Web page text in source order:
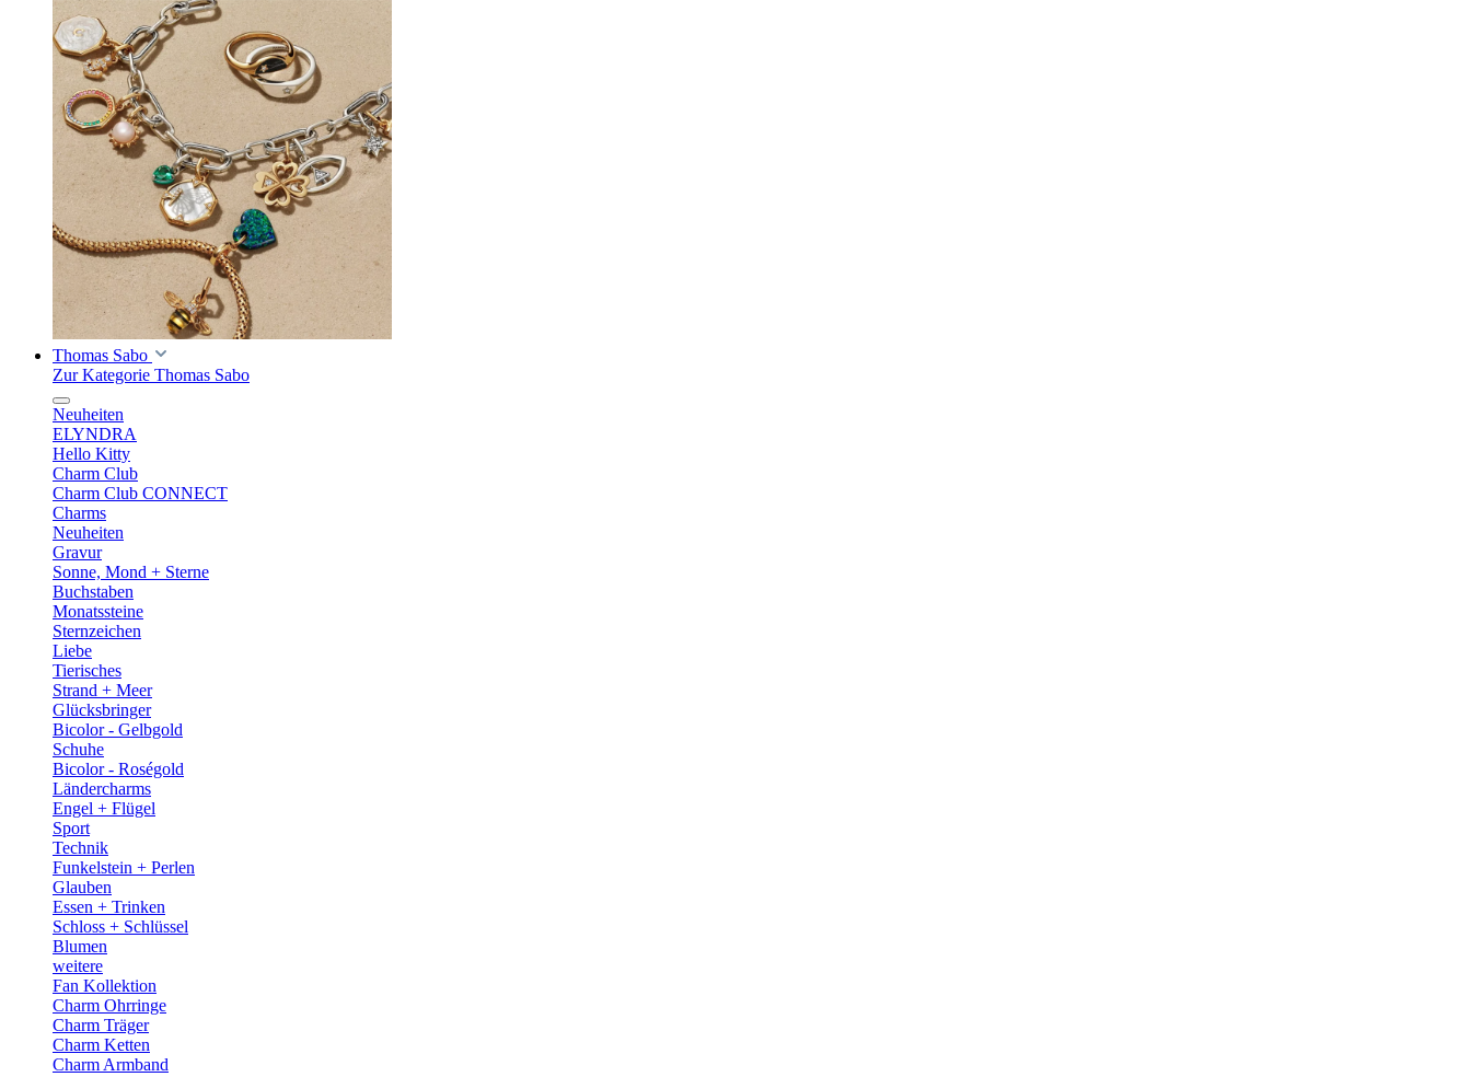
Thomas Sabo
Zur Kategorie Thomas Sabo
Neuheiten
ELYNDRA
Hello Kitty
Charm Club
Charm Club CONNECT
Charms
Neuheiten
Gravur
Sonne, Mond + Sterne
Buchstaben
Monatssteine
Sternzeichen
Liebe
Tierisches
Strand + Meer
Glücksbringer
Bicolor - Gelbgold
Schuhe
Bicolor - Roségold
Ländercharms
Engel + Flügel
Sport
Technik
Funkelstein + Perlen
Glauben
Essen + Trinken
Schloss + Schlüssel
Blumen
weitere
Fan Kollektion
Charm Ohrringe
Charm Träger
Charm Ketten
Charm Armband